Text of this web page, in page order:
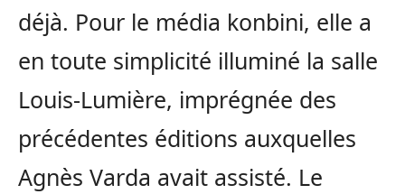
déjà. Pour le média konbini, elle a
en toute simplicité illuminé la salle
Louis-Lumière, imprégnée des
précédentes éditions auxquelles
Agnès Varda avait assisté. Le